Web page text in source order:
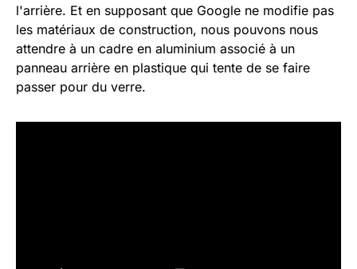
l'arrière. Et en supposant que Google ne modifie pas
les matériaux de construction, nous pouvons nous
attendre à un cadre en aluminium associé à un
panneau arrière en plastique qui tente de se faire
passer pour du verre.